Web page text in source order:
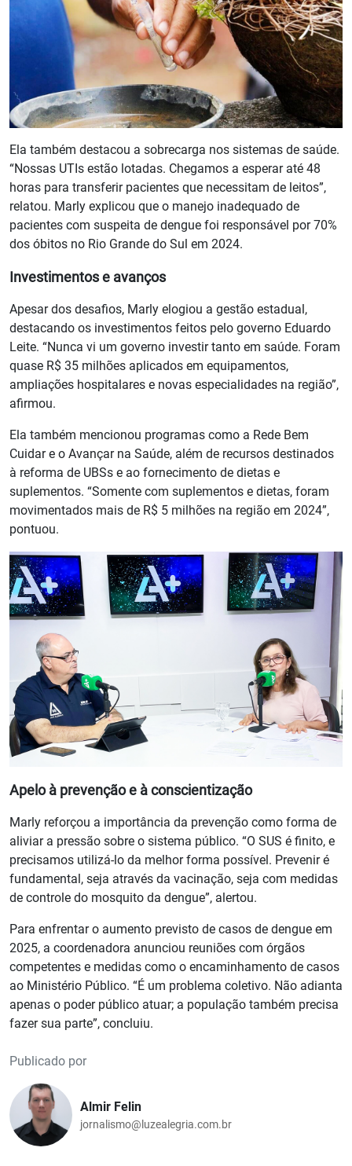
Ela também destacou a sobrecarga nos sistemas de saúde.
“Nossas UTIs estão lotadas. Chegamos a esperar até 48
horas para transferir pacientes que necessitam de leitos”,
relatou. Marly explicou que o manejo inadequado de
pacientes com suspeita de dengue foi responsável por 70%
dos óbitos no Rio Grande do Sul em 2024.
Investimentos e avanços
Apesar dos desafios, Marly elogiou a gestão estadual,
destacando os investimentos feitos pelo governo Eduardo
Leite. “Nunca vi um governo investir tanto em saúde. Foram
quase R$ 35 milhões aplicados em equipamentos,
ampliações hospitalares e novas especialidades na região”,
afirmou.
Ela também mencionou programas como a Rede Bem
Cuidar e o Avançar na Saúde, além de recursos destinados
à reforma de UBSs e ao fornecimento de dietas e
suplementos. “Somente com suplementos e dietas, foram
movimentados mais de R$ 5 milhões na região em 2024”,
pontuou.
Apelo à prevenção e à conscientização
Marly reforçou a importância da prevenção como forma de
aliviar a pressão sobre o sistema público. “O SUS é finito, e
precisamos utilizá-lo da melhor forma possível. Prevenir é
fundamental, seja através da vacinação, seja com medidas
de controle do mosquito da dengue”, alertou.
Para enfrentar o aumento previsto de casos de dengue em
2025, a coordenadora anunciou reuniões com órgãos
competentes e medidas como o encaminhamento de casos
ao Ministério Público. “É um problema coletivo. Não adianta
apenas o poder público atuar; a população também precisa
fazer sua parte”, concluiu.
Publicado por
Almir Felin
jornalismo@luzealegria.com.br